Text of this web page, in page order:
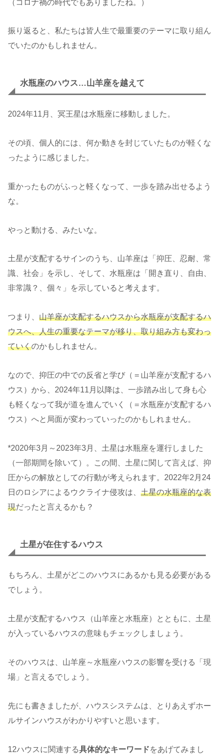
（コロナ禍の時代でもありましたね。）
振り返ると、私たちは皆人生で最重要のテーマに取り組ん
でいたのかもしれません。
水瓶座のハウス…山羊座を越えて
2024年11月、冥王星は水瓶座に移動しました。
その頃、個人的には、何か動きを封じていたものが軽くな
ったように感じました。
重かったものがふっと軽くなって、一歩を踏み出せるよう
な。
やっと動ける、みたいな。
土星が支配するサインのうち、山羊座は「抑圧、忍耐、常
識、社会」を示し、そして、水瓶座は「開き直り、自由、
非常識？、個々」を示していると考えます。
つまり、 山羊座が支配するハウスから水瓶座が支配するハ
ウスへ、人生の重要なテーマが移り、取り組み方も変わっ
ていくのかもしれません。
なので、抑圧の中での反省と学び（＝山羊座が支配するハ
ウス）から、2024年11月以降は、一歩踏み出して身も心
も軽くなって我が道を進んでいく（＝水瓶座が支配するハ
ウス）へと局面が変わっていったのかもしれません。
*2020年3月～2023年3月、土星は水瓶座を運行しました
（一部期間を除いて）。この間、土星に関して言えば、抑
圧からの解放としての行動が考えられます。2022年2月24
日のロシアによるウクライナ侵攻は、 土星の水瓶座的な表
現だったと言えるかも？
土星が在住するハウス
もちろん、土星がどこのハウスにあるかも見る必要がある
でしょう。
土星が支配するハウス（山羊座と水瓶座）とともに、土星
が入っているハウスの意味もチェックしましょう。
そのハウスは、山羊座～水瓶座ハウスの影響を受ける「現
場」と言えるでしょう。
先にも書きましたが、ハウスシステムは、とりあえずホー
ルサインハウスがわかりやすいと思います。
12ハウスに関連する具体的なキーワードをあげてみまし